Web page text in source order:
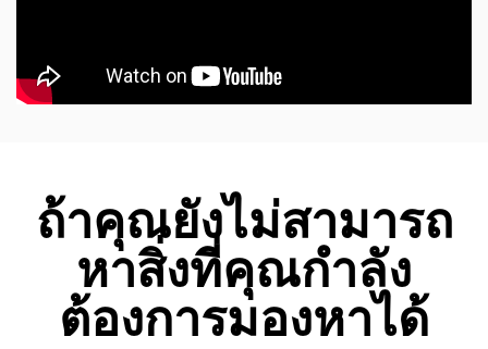
ถ้าคุณยังไม่สามารถ
หาสิ่งที่คุณกำลัง
ต้องการมองหาได้